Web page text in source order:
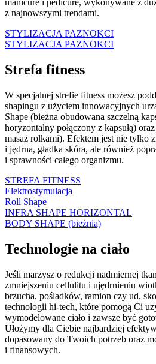
manicure i pedicure, wykonywane z
z najnowszymi trendami.
STYLIZACJA PAZNOKCI
STYLIZACJA PAZNOKCI
Strefa fitness
W specjalnej strefie fitness możesz
shapingu z użyciem innowacyjnych
Shape (bieżna obudowana szczelną
horyzontalny połączony z kapsułą)
masaż rolkami). Efektem jest nie tylko
i jędrna, gładka skóra, ale również
i sprawności całego organizmu.
STREFA FITNESS
Elektrostymulacja
Roll Shape
INFRA SHAPE HORIZONTAL
BODY SHAPE (bieżnia)
Technologie na ciało
Jeśli marzysz o redukcji nadmiernej
zmniejszeniu cellulitu i ujędrnieniu
brzucha, pośladków, ramion czy ud,
technologii hi-tech, które pomogą Ci
wymodelowane ciało i zawsze być
Ułożymy dla Ciebie najbardziej
dopasowany do Twoich potrzeb oraz
i finansowych.